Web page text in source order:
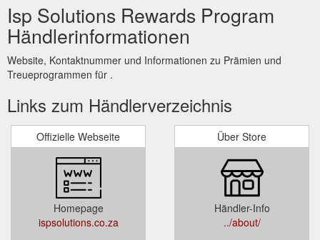
Isp Solutions Rewards Program
Händlerinformationen
Website, Kontaktnummer und Informationen zu Prämien und
Treueprogrammen für .
Links zum Händlerverzeichnis
Offizielle Webseite
Homepage
ispsolutions.co.za
Über Store
Händler-Info
../about/